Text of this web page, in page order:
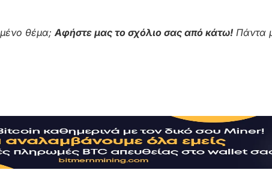
θέμα;Αφήστε μας το σχόλιο σας από κάτω! Πάντα